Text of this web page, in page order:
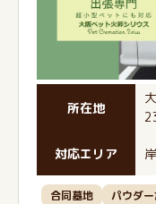
所在地
対応エリア
合同墓地 パウダ